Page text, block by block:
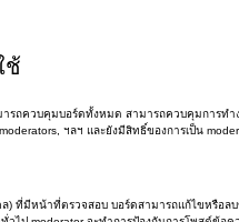
ช้
ารถควบคุมบอร์ดทั้งหมด สามารถควบคุมการท
ฯลฯ และยังมีสิทธิ์ของการเป็น
) ที่มีหน้าที่ตรวจสอบ บอร์ดสามารถแก้ไขหรือล